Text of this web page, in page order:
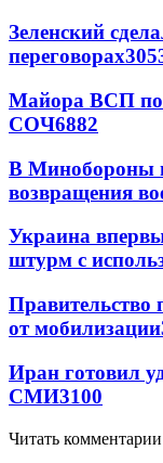
Зеленский
переговорах
Майора ВСП
СОЧ6882
В Минобороны
возвращения
Украина
штурм с
Правительство
от мобилизации
Иран готовил
СМИ3100
Читать комментарии